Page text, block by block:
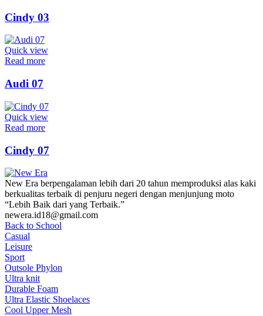
Cindy 03
Quick view
Read more
Audi 07
Quick view
Read more
Cindy 07
New Era berpengalaman lebih dari 20 tahun memproduksi alas kaki
berkualitas terbaik di penjuru negeri dengan menjunjung moto
“Lebih Baik dari yang Terbaik.”
newera.id18@gmail.com
Back to School
Casual
Leisure
Sport
Outsole Phylon
Ultra knit
Durable Foam
Ultra Elastic Shoelaces
Cool Upper Mesh